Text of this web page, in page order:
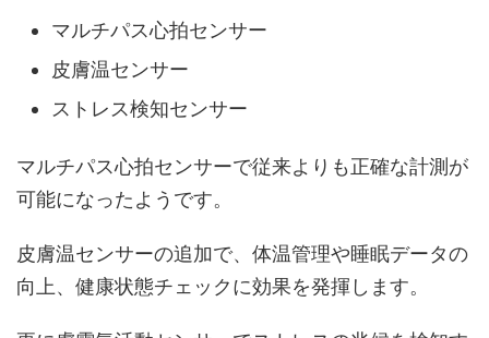
マルチパス心拍センサー
皮膚温センサー
ストレス検知センサー
マルチパス心拍センサーで従来よりも正確な計測が
可能になったようです。
皮膚温センサーの追加で、体温管理や睡眠データの
向上、健康状態チェックに効果を発揮します。